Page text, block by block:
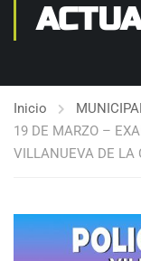
Inicio
19 DE MARZO –
VILLANUEVA DE LA